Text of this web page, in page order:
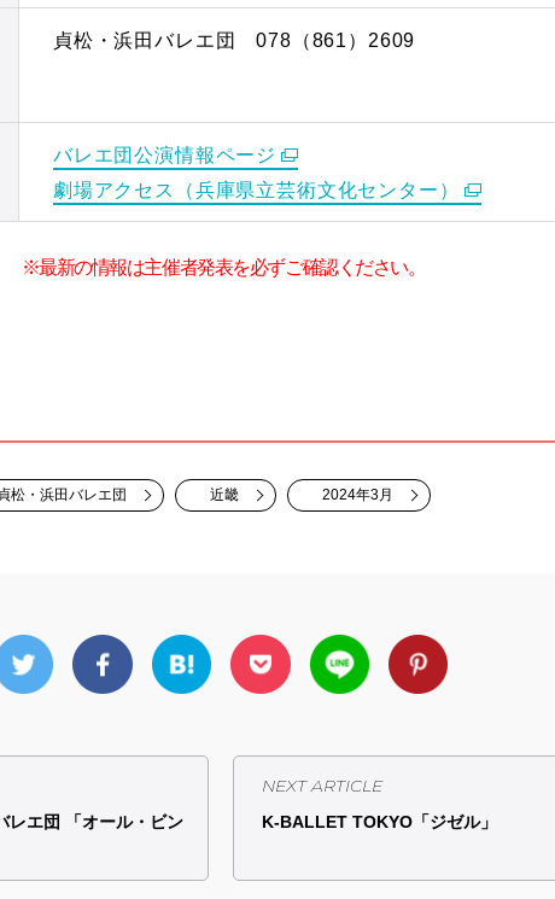
貞松・浜田バレエ団 078（861）2609
バレエ団公演情報ページ
劇場アクセス（兵庫県立芸術文化センター）
※最新の情報は主催者発表を必ずご確認ください。
貞松・浜田バレエ団 近畿 2024年3月
レエ団 「オール・ビン
NEXT ARTICLE
K-BALLET TOKYO「ジゼル」